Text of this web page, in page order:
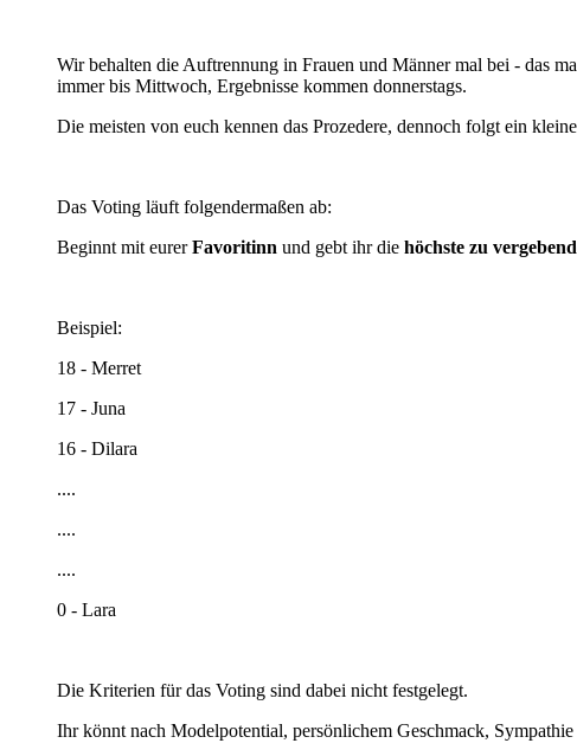
Wir behalten die Auftrennung in Frauen und Männer mal bei - das
immer bis Mittwoch, Ergebnisse kommen donnerstags.
Die meisten von euch kennen das Prozedere, dennoch folgt ein
Das Voting läuft folgendermaßen ab:
Beginnt mit eurerFavoritinn und gebt ihr die höchste zu
Beispiel:
18 - Merret
17 - Juna
16 - Dilara
....
....
....
0 - Lara
Die Kriterien für das Voting sind dabei nicht festgelegt.
Ihr könnt nach Modelpotential, persönlichem Geschmack,